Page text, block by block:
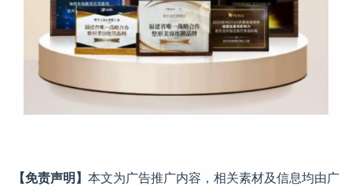
【免责声明】 本文为广告推广内容，相关素材及信息均由广